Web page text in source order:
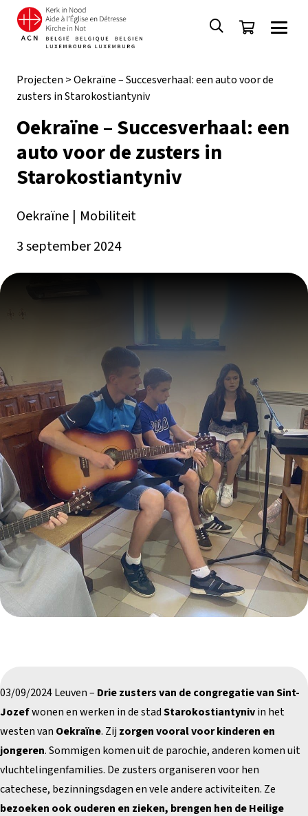
Projecten >Oekraïne – Succesverhaal: een auto voor de
zusters in Starokostiantyniv
Oekraïne – Succesverhaal: een
auto voor de zusters in
Starokostiantyniv
Oekraïne | Mobiliteit
3 september 2024
03/09/2024 Leuven – Drie zusters van de congregatie van Sint-
Jozefwonen en werken in de stadStarokostiantynivin het
westen van Oekraïne. Zij zorgen vooral voor kinderen en
jongeren. Sommigen komen uit de parochie, anderen komen uit
vluchtelingenfamilies. De zusters organiseren voor hen
catechese, bezinningsdagen en vele andere activiteiten. Ze
bezoeken ook ouderen en zieken, brengen hen de Heilige